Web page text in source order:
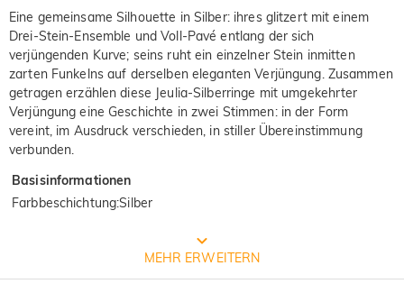
Eine gemeinsame Silhouette in Silber: ihres glitzert mit einem
Drei-Stein-Ensemble und Voll-Pavé entlang der sich
verjüngenden Kurve; seins ruht ein einzelner Stein inmitten
zarten Funkelns auf derselben eleganten Verjüngung. Zusammen
getragen erzählen diese Jeulia-Silberringe mit umgekehrter
Verjüngung eine Geschichte in zwei Stimmen: in der Form
vereint, im Ausdruck verschieden, in stiller Übereinstimmung
verbunden.
Basisinformationen
Farbbeschichtung:Silber
Prozess der Schmuckherstellung
MEHR ERWEITERN